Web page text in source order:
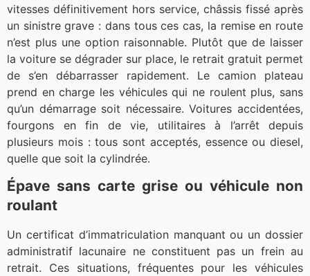
vitesses définitivement hors service, châssis fissé après
un sinistre grave : dans tous ces cas, la remise en route
n’est plus une option raisonnable. Plutôt que de laisser
la voiture se dégrader sur place, le retrait gratuit permet
de s’en débarrasser rapidement. Le camion plateau
prend en charge les véhicules qui ne roulent plus, sans
qu’un démarrage soit nécessaire. Voitures accidentées,
fourgons en fin de vie, utilitaires à l’arrêt depuis
plusieurs mois : tous sont acceptés, essence ou diesel,
quelle que soit la cylindrée.
Épave sans carte grise ou véhicule non
roulant
Un certificat d’immatriculation manquant ou un dossier
administratif lacunaire ne constituent pas un frein au
retrait. Ces situations, fréquentes pour les véhicules